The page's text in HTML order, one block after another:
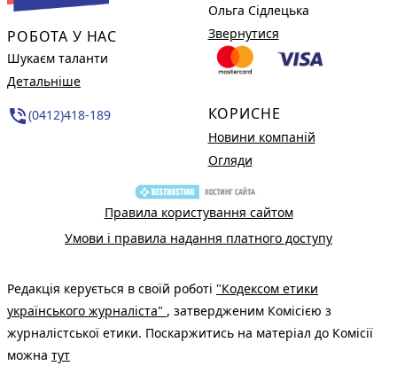
РОБОТА У НАС
Шукаєм таланти
Детальніше
phone_in_talk(0412)418-189
Ольга Сідлецька
Звернутися
КОРИСНЕ
Новини компаній
Огляди
Правила користування сайтом
Умови і правила надання платного доступу
Редакція керується в своїй роботі "Кодексом етики
українського журналіста" , затвердженим Комісією з
журналістської етики. Поскаржитись на матеріал до Комісії
можна тут